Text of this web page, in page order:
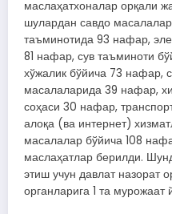
маслаҳатхоналар орқали
шулардан савдо
таъминотида 93 нафар,
81 нафар, сув таъминоти
хўжалик бўйича 73 нафар,
масалаларида 39 нафар,
соҳаси 30 нафар,
алоқа (ва интернет)
масалалар бўйича 108
маслаҳатлар берилди.
этиш учун давлат назорат
органларига 1 та мурожаат